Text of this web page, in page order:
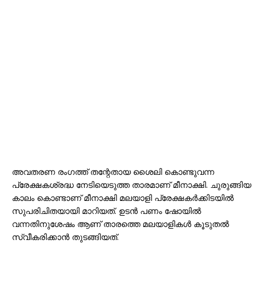
അവതരണ രംഗത്ത് തന്റേതായ ശൈലി കൊണ്ടുവന്ന
പ്രേക്ഷകശ്രദ്ധ നേടിയെടുത്ത താരമാണ് മീനാക്ഷി. ചുരുങ്ങിയ
കാലം കൊണ്ടാണ് മീനാക്ഷി മലയാളി പ്രേക്ഷകർക്കിടയിൽ
സുപരിചിതയായി മാറിയത്. ഉടൻ പണം ഷോയിൽ
വന്നതിനുശേഷം ആണ് താരത്തെ മലയാളികൾ കൂടുതൽ
സ്വീകരിക്കാൻ തുടങ്ങിയത്.